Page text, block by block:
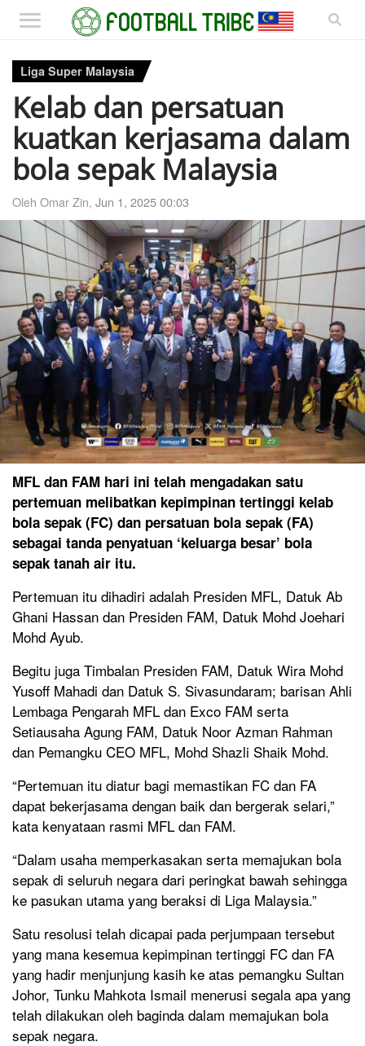
Liga Super Malaysia
Kelab dan persatuan
kuatkan kerjasama dalam
bola sepak Malaysia
Oleh Omar Zin, Jun 1, 2025 00:03
MFL dan FAM hari ini telah mengadakan satu
pertemuan melibatkan kepimpinan tertinggi kelab
bola sepak (FC) dan persatuan bola sepak (FA)
sebagai tanda penyatuan ‘keluarga besar’ bola
sepak tanah air itu.
Pertemuan itu dihadiri adalah Presiden MFL, Datuk Ab
Ghani Hassan dan Presiden FAM, Datuk Mohd Joehari
Mohd Ayub.
Begitu juga Timbalan Presiden FAM, Datuk Wira Mohd
Yusoff Mahadi dan Datuk S. Sivasundaram; barisan Ahli
Lembaga Pengarah MFL dan Exco FAM serta
Setiausaha Agung FAM, Datuk Noor Azman Rahman
dan Pemangku CEO MFL, Mohd Shazli Shaik Mohd.
“Pertemuan itu diatur bagi memastikan FC dan FA
dapat bekerjasama dengan baik dan bergerak selari,”
kata kenyataan rasmi MFL dan FAM.
“Dalam usaha memperkasakan serta memajukan bola
sepak di seluruh negara dari peringkat bawah sehingga
ke pasukan utama yang beraksi di Liga Malaysia.”
Satu resolusi telah dicapai pada perjumpaan tersebut
yang mana kesemua kepimpinan tertinggi FC dan FA
yang hadir menjunjung kasih ke atas pemangku Sultan
Johor, Tunku Mahkota Ismail menerusi segala apa yang
telah dilakukan oleh baginda dalam memajukan bola
sepak negara.